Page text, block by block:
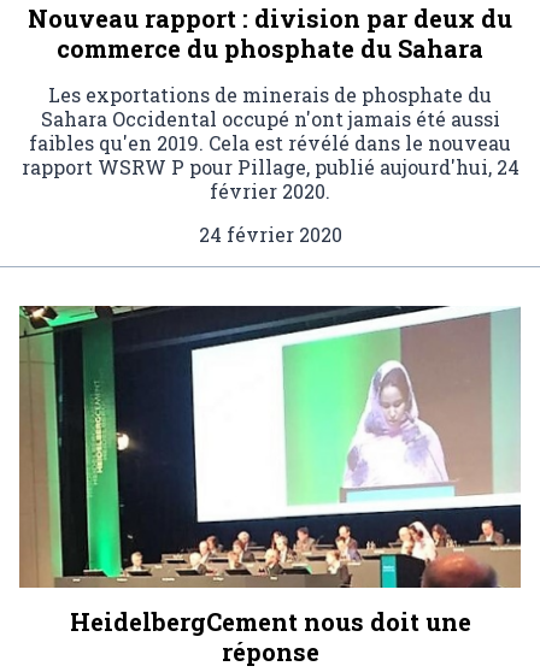
Nouveau rapport : division par deux du
commerce du phosphate du Sahara
Les exportations de minerais de phosphate du
Sahara Occidental occupé n'ont jamais été aussi
faibles qu'en 2019. Cela est révélé dans le nouveau
rapport WSRW P pour Pillage, publié aujourd'hui, 24
février 2020.
24 février 2020
HeidelbergCement nous doit une
réponse